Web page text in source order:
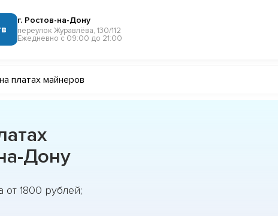
г. Ростов-на-Дону
переулок Журавлёва, 130/112
Ежедневно с 09:00 до 21:00
платах майнеров
Дону
от 1800 рублей;